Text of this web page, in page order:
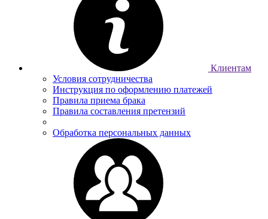
Клиентам
Условия сотрудничества
Инструкция по оформлению платежей
Правила приема брака
Правила составления претензий
Обработка персональных данных